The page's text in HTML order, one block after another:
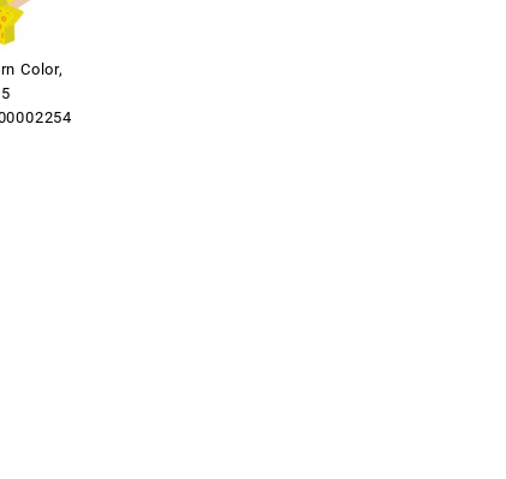
Color,